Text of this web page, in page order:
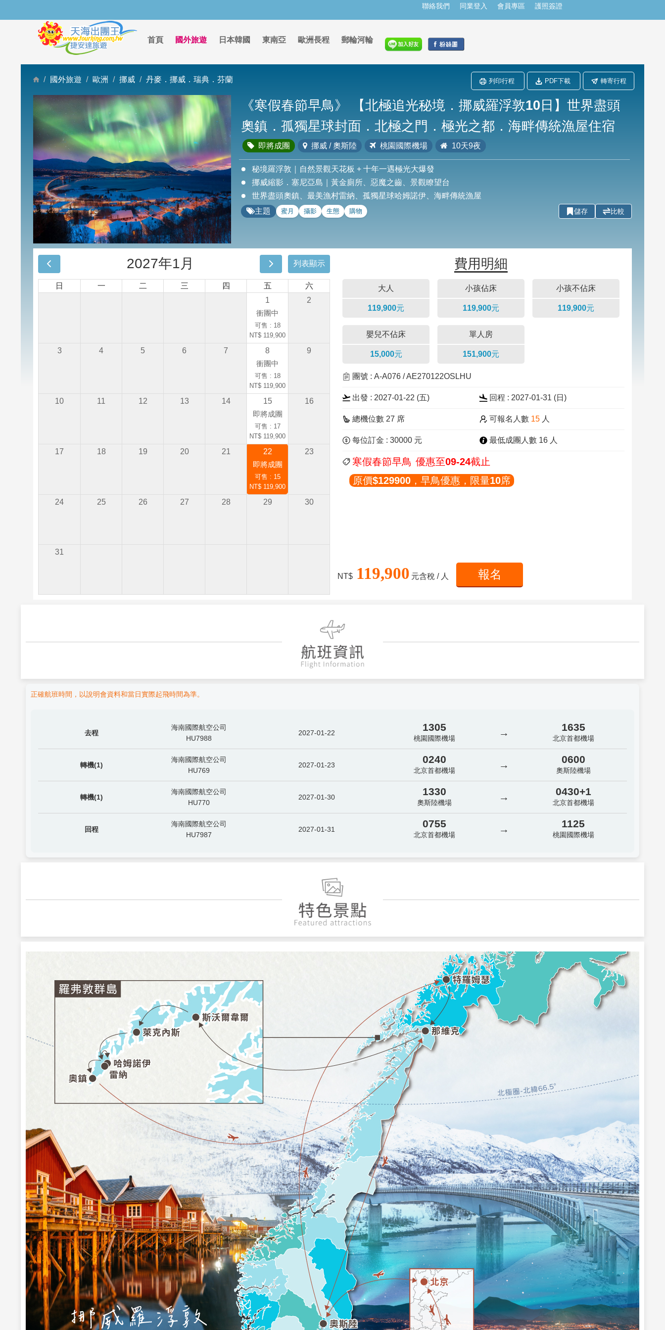
聯絡我們 同業登入 會員專區 護照簽證
首頁 國外旅遊 日本韓國 東南亞 歐洲長程 郵輪河輪
國外旅遊 歐洲 挪威 丹麥．挪威．瑞典．芬蘭 列印行程 PDF下載 轉寄行程
《寒假春節早鳥》
【北極追光秘境．挪威羅浮敦10日】世界盡頭
奧鎮．孤獨星球封面．北極之門．極光之都．海畔傳統漁屋住宿
即將成團 挪威 / 奧斯陸 桃園國際機場 10天9夜
秘境羅浮敦｜自然景觀天花板 + 十年一遇極光大爆發
挪威縮影．塞尼亞島｜黃金廁所、惡魔之齒、景觀瞭望台
世界盡頭奧鎮、最美漁村雷納、孤獨星球哈姆諾伊、海畔傳統漁屋
主題
蜜月 攝影 生態 購物 儲存 比較
2027年1月 列表顯示
日 一 二 三 四 五
六
1
衝團中
可售 : 18
NT$ 119,900
2
3 4 5 6 7
8
衝團中
可售 : 18
NT$ 119,900
9
10 11 12 13 14
15
即將成團
可售 : 17
NT$ 119,900
16
17 18 19 20 21
22
即將成團
可售 : 15
NT$ 119,900
23
24 25 26 27 28 29 30
31
費用明細
大人 小孩佔床 小孩不佔床
119,900元 119,900元 119,900元
嬰兒不佔床 單人房
15,000元 151,900元
團號 : A-A076 / AE270122OSLHU
出發 : 2027-01-22 (五) 回程 : 2027-01-31 (日 )
總機位數 27 席 可報名人數 15人
每位訂金 : 30000 元 最低成團人數 16 人
寒假春節早鳥 優惠至09-24截止
原價$129900，早鳥優惠，限量10席
NT$ 119,900 元含稅 / 人 報名
正確航班時間，以說明會資料和當日實際起飛時間為準。
去程
海南國際航空公司
HU7988
2027-01-22 1305
桃園國際機場 → 1635
北京首都機場
轉機(1)
海南國際航空公司
HU769
2027-01-23 0240
北京首都機場 → 0600
奧斯陸機場
轉機(1)
海南國際航空公司
HU770
2027-01-30 1330
奧斯陸機場 → 0430+1
北京首都機場
回程
海南國際航空公司
HU7987
2027-01-31 0755
北京首都機場 → 1125
桃園國際機場